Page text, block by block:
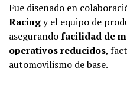
Fue diseñado en
Racingy el equipo de
asegurandofacilidad de
operativos reducidos,
automovilismo de base.